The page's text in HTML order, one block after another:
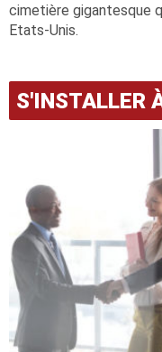
cimetière gigantesque
Etats-Unis.
S'INSTALLER